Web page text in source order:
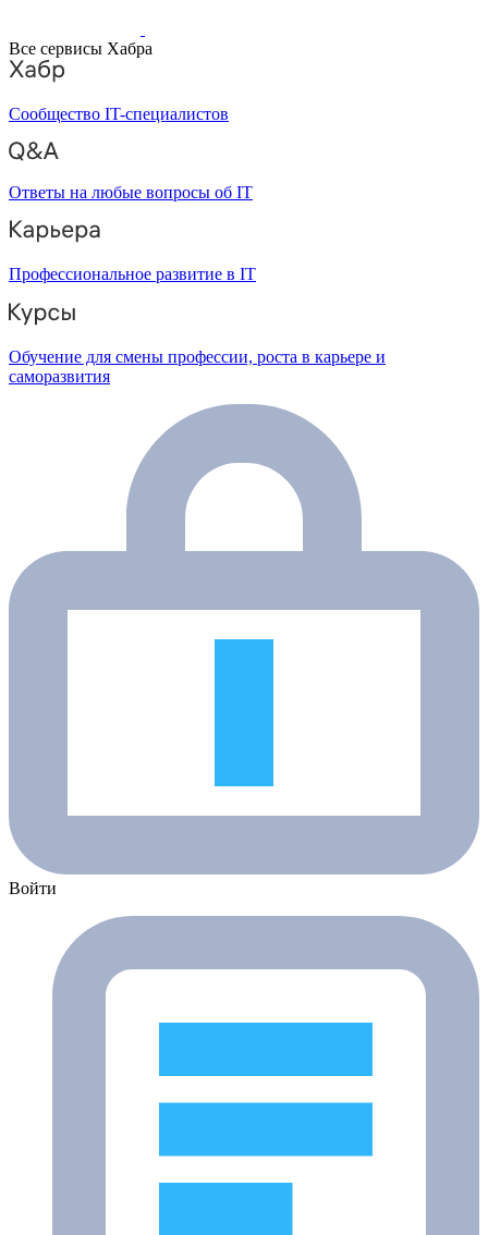
Все сервисы Хабра
Сообщество IT-специалистов
Ответы на любые вопросы об IT
Профессиональное развитие в IT
Обучение для смены профессии, роста в карьере и
саморазвития
Войти